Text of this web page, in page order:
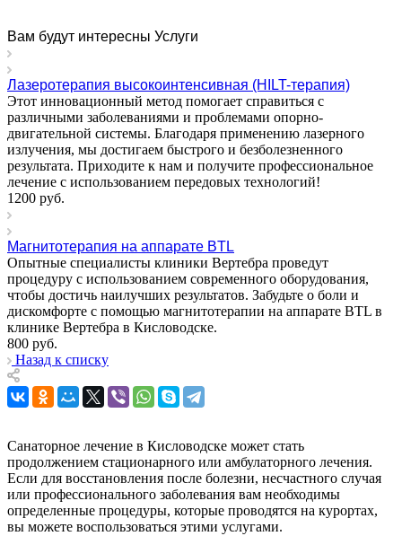
Вам будут интересны Услуги
Лазеротерапия высокоинтенсивная (HILT-терапия)
Этот инновационный метод помогает справиться с
различными заболеваниями и проблемами опорно-
двигательной системы. Благодаря применению лазерного
излучения, мы достигаем быстрого и безболезненного
результата. Приходите к нам и получите профессиональное
лечение с использованием передовых технологий!
1200 руб.
Магнитотерапия на аппарате BTL
Опытные специалисты клиники Вертебра проведут
процедуру с использованием современного оборудования,
чтобы достичь наилучших результатов. Забудьте о боли и
дискомфорте с помощью магнитотерапии на аппарате BTL в
клинике Вертебра в Кисловодске.
800 руб.
Назад к списку
Санаторное лечение в Кисловодске может стать
продолжением стационарного или амбулаторного лечения.
Если для восстановления после болезни, несчастного случая
или профессионального заболевания вам необходимы
определенные процедуры, которые проводятся на курортах,
вы можете воспользоваться этими услугами.